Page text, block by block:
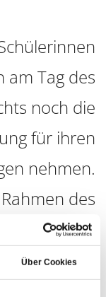
Über Cookies
am Tag des
noch die
für ihren
nehmen.
des
bereits im
auch